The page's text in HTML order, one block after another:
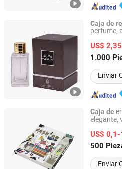
Caja de
perfume,
US$
1.000
Enviar
Yiwu Yuanfa Packaging Co., Ltd
Zhejiang, China
Caja de
elegante,
juegos
US$
500
Enviar
Ningbo Yuteng Packing
Zhejiang, China